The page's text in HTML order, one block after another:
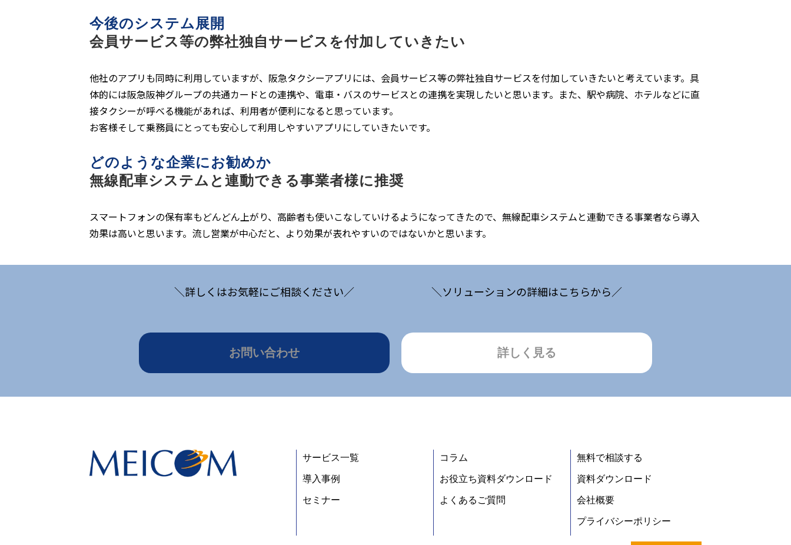
今後のシステム展開
会員サービス等の弊社独自サービスを付加していきたい
他社のアプリも同時に利用していますが、阪急タクシーアプリには、会員サービス等の弊社独自サービスを付加していきたいと考えています。具
体的には阪急阪神グループの共通カードとの連携や、電車・バスのサービスとの連携を実現したいと思います。また、駅や病院、ホテルなどに直
接タクシーが呼べる機能があれば、利用者が便利になると思っています。
お客様そして乗務員にとっても安心して利用しやすいアプリにしていきたいです。
どのような企業にお勧めか
無線配車システムと連動できる事業者様に推奨
スマートフォンの保有率もどんどん上がり、高齢者も使いこなしていけるようになってきたので、無線配車システムと連動できる事業者なら導入
効果は高いと思います。流し営業が中心だと、より効果が表れやすいのではないかと思います。
＼詳しくはお気軽にご相談ください／
お問い合わせ
＼ソリューションの詳細はこちらから／
詳しく見る
サービス一覧
導入事例
セミナー
コラム
お役立ち資料ダウンロード
よくあるご質問
無料で相談する
資料ダウンロード
会社概要
プライバシーポリシー